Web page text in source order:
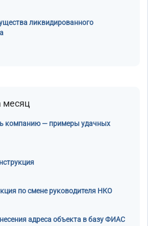
ликвидированного
месяц
компанию — примеры удачных
по смене руководителя НКО
адреса объекта в базу ФИАС